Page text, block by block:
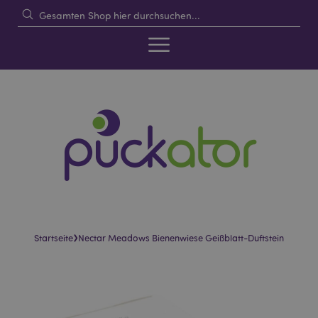
Startseite›Nectar Meadows Bienenwiese Geißblatt-Duftstein